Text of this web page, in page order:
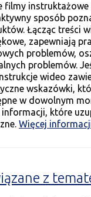
filmy
sposób
Łącząc treści
zapewniają
problemów,
problemów.
wideo
wskazówki,
w dowolnym
które
Więcej
z